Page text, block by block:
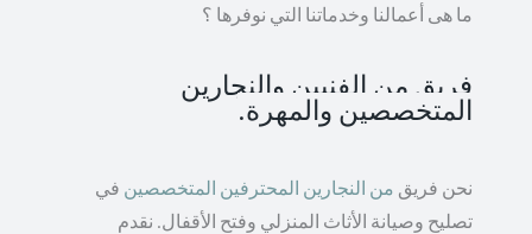
ما هى أعمالنا وخدماتنا التي نوفرها ؟
فريق من الفنيين والنجارين
المتخصصين والمهرة.
نحن فريق من النجارين المحترفين المتخصصين في
تصليح وصيانة الأثاث المنزلي وفتح الأقفال. نقدم